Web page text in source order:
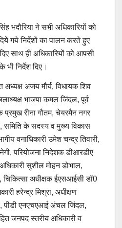
भदौरिया ने सभी अधिकारियों को
गये निर्देशों का पालन करते हुए
साथ ही अधिकारियों को आपसी
निर्देश दिए।
अजय मौर्य, विधायक शिव
भाजपा कमल जिंदल, पूर्व
प्रमुख रीना गौतम, चेयरमैन नगर
समिति के सदस्य व मुख्य विकास
वनाधिकारी उमेश चन्द्र तिवारी,
परियोजना निदेशक डीआरडीए
सुशील मोहन डोभाल,
अधीक्षक ईएसआईसी डाॅ0
हरेन्द्र मिश्रा, अधीक्षण
पीडी एनएचएआई अंचल जिंदल,
जनपद स्तरीय अधिकारी व